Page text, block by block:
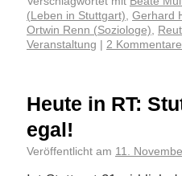
(Leben in Stuttgart), Gerhard
Ortwin Renn (Soziologe),
Veranstaltung
2 Kommentare
Heute in RT:
egal!
Veröffentlicht am 11.